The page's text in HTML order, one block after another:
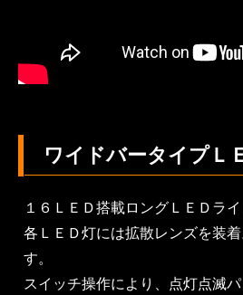
ワイドバータイプＬ
１６ＬＥＤ搭載ロングＬＥＤライ
各ＬＥＤ灯には拡散レンズを装
す。
スイッチ操作により、点灯点滅パ